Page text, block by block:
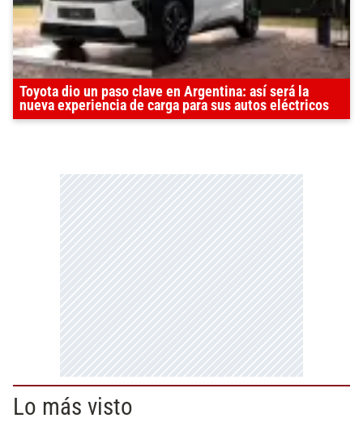
Toyota dio un paso clave en Argentina: así será la
nueva experiencia de carga para sus autos eléctricos
Lo más visto